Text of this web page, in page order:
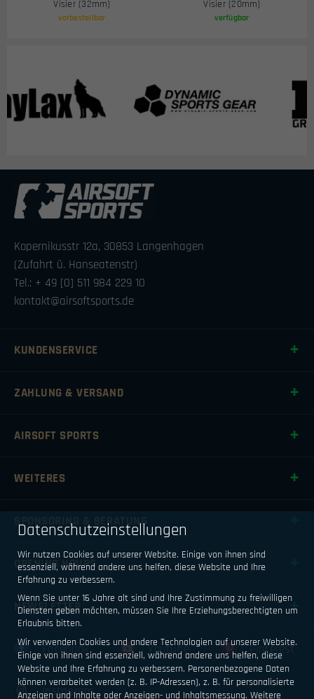
Visier (32mm)
vorbestellbar
Visier (20mm)
verfügbar
Kopernikusstr 12a, 30853 Langenhagen
(Zufahrt ü. Hanseatenstr)
Tel.: + 49 [0] 511 984 229 10
kontakt@airsoftsports.de
KUNDENSERVICE
ZAHLUNG & VERSAND
AIRSOFT SPORTS
WEITERES
SPONSORING & BERATUNG
OPENING HOURS
NEWSLETTER
Facebook Youtube Pinterest
Instagram
Datenschutzeinstellungen
Wir nutzen Cookies auf unserer Website. Einige von ihnen sind
essenziell, während andere uns helfen, diese Website und Ihre
Erfahrung zu verbessern.
Wenn Sie unter 16 Jahre alt sind und Ihre Zustimmung zu freiwilligen
Diensten geben möchten, müssen Sie Ihre Erziehungsberechtigten um
Erlaubnis bitten.
Wir verwenden Cookies und andere Technologien auf unserer Website.
Einige von ihnen sind essenziell, während andere uns helfen, diese
Website und Ihre Erfahrung zu verbessern. Personenbezogene Daten
können verarbeitet werden (z. B. IP-Adressen), z. B. für personalisierte
Anzeigen und Inhalte oder Anzeigen- und Inhaltsmessung. Weitere